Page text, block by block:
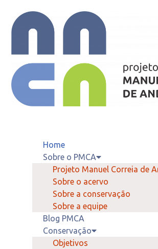
Home
Sobre o PMCA
Projeto Manuel Correia de
Sobre o acervo
Sobre a conservação
Sobre a equipe
Blog PMCA
Conservação
Objetivos